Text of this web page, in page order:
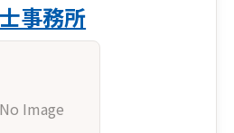
事務所
No Image